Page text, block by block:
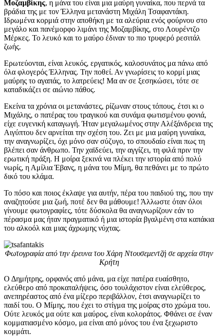
Μοζαμβίκης, η μάνα του είναι μια μαύρη γυναίκα, που περνά τα
βράδια της με τον Έλληνα μετανάστη Μιχάλη Τσαφαντάκη.
Ιδρωμένα κορμιά στην αποθήκη με τα αλεύρια ενός φούρνου στο
μεγάλο και πανέμορφο λιμάνι της Μοζαμβίκης, στο Λουρέντζο
Μέρκες. Το λευκό και το μαύρο έδιναν το πιο τρυφερό ρεσιτάλ
ζωής.
Ερωτεύονται, είναι λευκός, εργατικός, καλοσυνάτος μα πάνω από
όλα φλογερός Έλληνας. Την ποθεί. Αν γνωρίσεις το κορμί μιας
μαύρης το αγαπάς, το λατρεύεις! Μα αν σε ξεσηκώσει, τότε σε
καταδικάζει σε αιώνιο πάθος.
Εκείνα τα χρόνια οι μετανάστες, ρίζωναν στους τόπους, έτσι κι ο
Μιχάλης, ο πατέρας του τραγικού και συνάμα φωτισμένου φονιά,
είχε ευγενική καταγωγή. Ήταν μεγαλωμένος στην Αλέξάνδρεια της
Αιγύπτου δεν αρνείται την σχέση του. Ζει με μια μαύρη γυναίκα,
την αναγνωρίζει, όχι μόνο σαν σύζυγο, το σπουδαίο είναι πως τη
βλέπει σαν άνθρωπο. Την χαϊδεύει, την αγγίζει, τη φιλά πριν την
ερωτική πράξη. Η μοίρα ξεκινά να πλέκει την ιστορία από πολύ
νωρίς, η Αμίλια Έβανς, η μάνα του Μίμη, θα πεθάνει με το πρώτο
δικό του κλάμα.
Το πόσο και ποιος έκλαψε για αυτήν, πέρα του παιδιού της, που την
αναζητούσε μια ζωή, ποτέ δεν θα μάθουμε! Άλλωστε όταν όλοι
γίνουμε φωτογραφίες, τότε δύσκολα θα αναγνωρίζουν εάν το
πέρασμα μας ήταν πραγματικό ή μια ιστορία βγαλμένη στα καπάκια
του αλκοόλ και μιας άχρωμης νύχτας.
Φωτογραφία από την έρευνα του Χάρη Ντουσεμεντζή σε αρχεία στην
Κρήτη
Ο Δημήτρης, ορφανός από μάνα, μα είχε πατέρα ευαίσθητο,
ελεύθερο από προκαταλήψεις, όσο τουλάχιστον είναι ελεύθερος,
ανεπηρέαστος από ένα μίζερο περιβάλλον, έτσι αναγνωρίζει το
παιδί του. Ο Μίμης, που έχει το στίγμα της μοίρας στο χρώμα του.
Ούτε λευκός μα ούτε και μαύρος, είναι κολοράτος. Φθάνει σε έναν
κομματιασμένο κόσμο, μα είναι από μόνος του ένα ξεχωριστο
κομμάτι.